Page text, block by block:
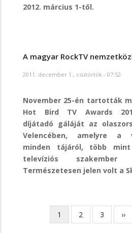
2012. március 1-től.
A magyar RockTV
2011. december 1., csütörtök - 07:52
November 25-én tartották
Hot Bird TV Awards
díjátadó gáláját az
Velencében, amelyre a
minden tájáról, több mint
televíziós szakember
Természetesen jelen volt a
OldalszámozásJelenlegi
oldal
1 Page
2 Page
3 ››